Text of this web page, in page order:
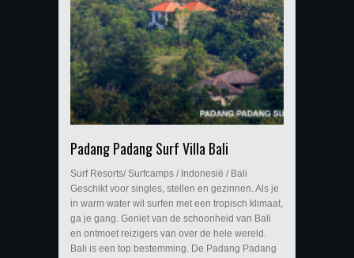
Padang Padang Surf Villa Bali
Surf Resorts/ Surfcamps / Indonesië / Bali
Geschikt voor singles, stellen en gezinnen. Als je
in warm water wil surfen met een tropisch klimaat,
ga je gang. Geniet van de schoonheid van Bali
en ontmoet reizigers van over de hele wereld.
Bali is een top bestemming. De Padang Padang